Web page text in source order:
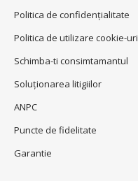
Politica de confidenţialitate
Politica de utilizare cookie-uri
Schimba-ti consimtamantul
Soluționarea litigiilor
ANPC
Puncte de fidelitate
Garantie